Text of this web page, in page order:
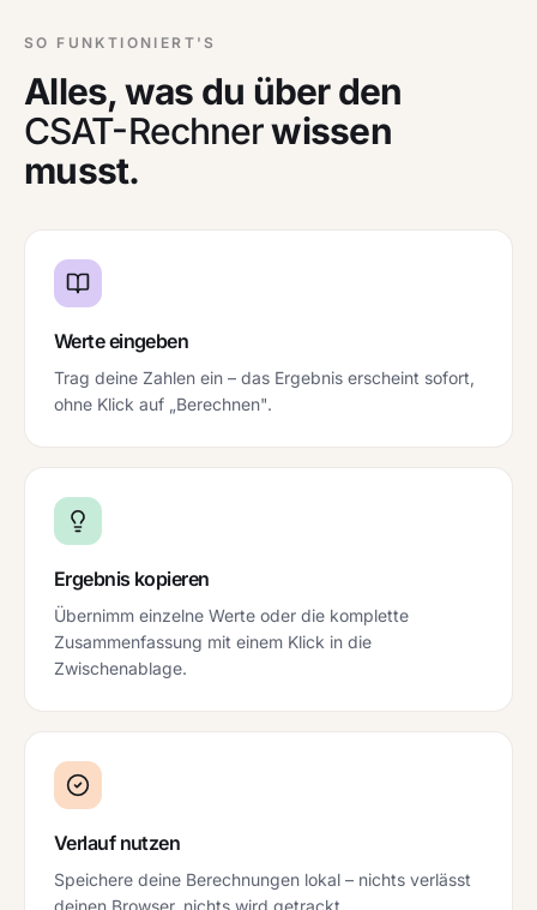
SO FUNKTIONIERT'S
Alles, was du über den
CSAT-Rechnerwissen
musst.
Werte eingeben
Trag deine Zahlen ein – das Ergebnis erscheint sofort,
ohne Klick auf „Berechnen".
Ergebnis kopieren
Übernimm einzelne Werte oder die komplette
Zusammenfassung mit einem Klick in die
Zwischenablage.
Verlauf nutzen
Speichere deine Berechnungen lokal – nichts verlässt
deinen Browser, nichts wird getrackt.